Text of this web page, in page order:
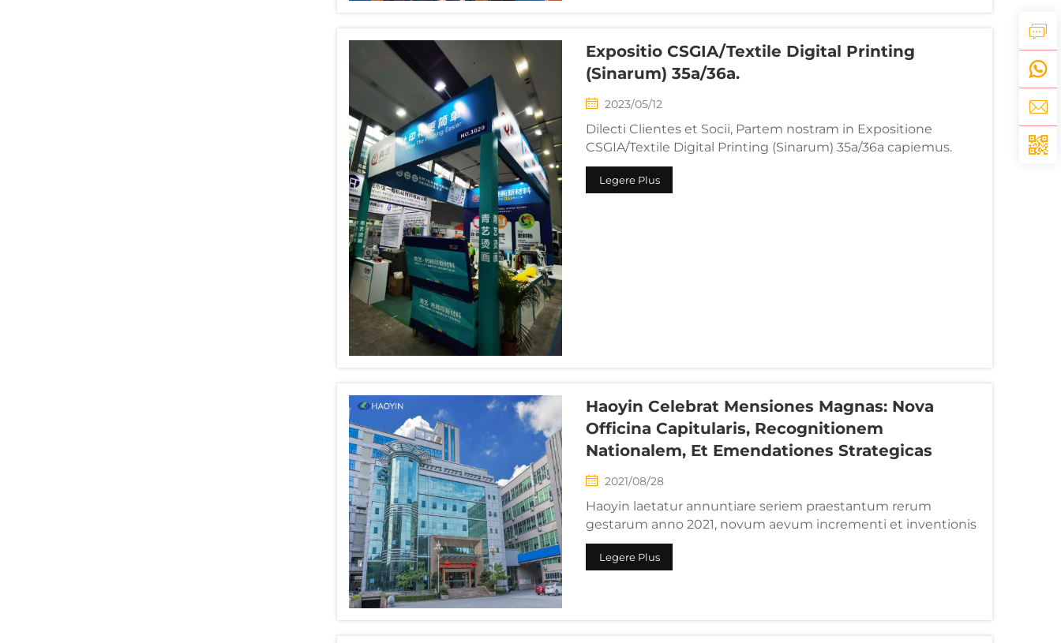
Expositio CSGIA/Textile Digital Printing
(Sinarum) 35a/36a.
2023/05/12
Dilecti Clientes et Socii, Partem nostram in Expositione
CSGIA/Textile Digital Printing (Sinarum) 35a/36a capiemus.
Particularia Expositionis: Statio: Area B 10.3- No.1020 Dies: 16-18
Maii 2023 Locus: Canton Fair Complex, Guangzhou, Sinae.
Legere Plus
Haoyin Celebrat Mensiones Magnas: Nova
Officina Capitularis, Recognitionem
Nationalem, Et Emendationes Strategicas
2021/08/28
Haoyin laetatur annuntiare seriem praestantum rerum
gestarum anno 2021, novum aevum incrementi et inventionis
pro societate inaugurans. 🎉 Fabrica Capitale Longhu, in Parco
Industriali Modae Longhu sita, feliciter absolvit...
Legere Plus